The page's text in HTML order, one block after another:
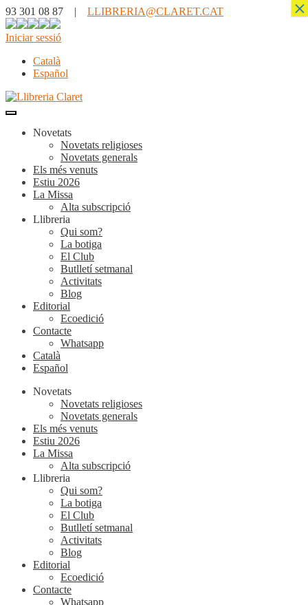
93 301 08 87 | LLIBRERIA@CLARET.CAT
Iniciar sessió
Català
Español
Novetats
Novetats religioses
Novetats generals
Els més venuts
Estiu 2026
La Missa
Alta subscripció
Llibreria
Qui som?
La botiga
El Club
Butlletí setmanal
Activitats
Blog
Editorial
Ecoedició
Contacte
Whatsapp
Català
Español
Novetats
Novetats religioses
Novetats generals
Els més venuts
Estiu 2026
La Missa
Alta subscripció
Llibreria
Qui som?
La botiga
El Club
Butlletí setmanal
Activitats
Blog
Editorial
Ecoedició
Contacte
Whatsapp
×